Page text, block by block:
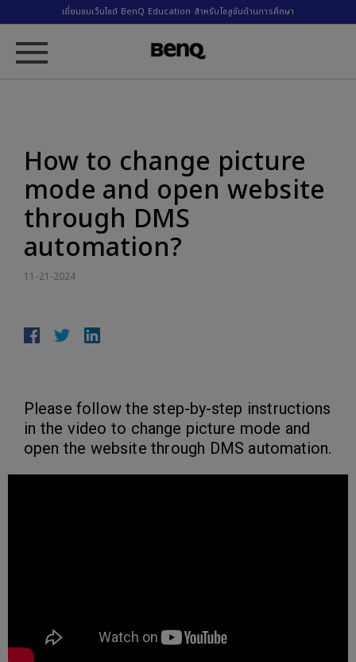
เยี่ยมชมเว็บไซต์ BenQ Education สำหรับโซลูชันด้านการศึกษา
How to change picture
mode and open website
through DMS
automation?
11-21-2024
Please follow the step-by-step instructions
in the video to change picture mode and
open the website through DMS automation.